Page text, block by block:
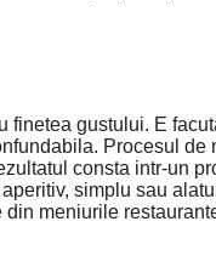
gustului. E
Procesul
consta intr-un
simplu sau
meniurile